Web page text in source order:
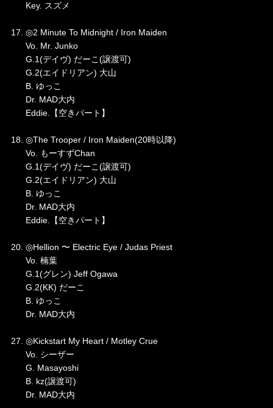
Key. スズメ
17. ◎2 Minute To Midnight / Iron Maiden
Vo. Mr. Junko
G.1(デイヴ) だーこ(譲渡可)
G.2(エイドリアン) 大山
B. ゆっこ
Dr. MAD大内
Eddie.【空きパート】
18. ◎The Trooper / Iron Maiden(20時以降)
Vo. もーすずChan
G.1(デイヴ) だーこ(譲渡可)
G.2(エイドリアン) 大山
B. ゆっこ
Dr. MAD大内
Eddie.【空きパート】
20. ◎Hellion 〜 Electric Eye / Judas Priest
Vo. 楠葉
G.1(グレン) Jeff Ogawa
G.2(KK) だーこ
B. ゆっこ
Dr. MAD大内
27. ◎Kickstart My Heart / Motley Crue
Vo. シーザー
G. Masayoshi
B. kz(譲渡可)
Dr. MAD大内